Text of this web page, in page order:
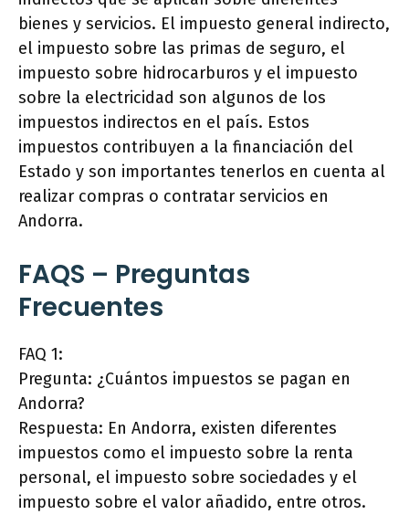
bienes y servicios. El impuesto general indirecto,
el impuesto sobre las primas de seguro, el
impuesto sobre hidrocarburos y el impuesto
sobre la electricidad son algunos de los
impuestos indirectos en el país. Estos
impuestos contribuyen a la financiación del
Estado y son importantes tenerlos en cuenta al
realizar compras o contratar servicios en
Andorra.
FAQS – Preguntas
Frecuentes
FAQ 1:
Pregunta: ¿Cuántos impuestos se pagan en
Andorra?
Respuesta: En Andorra, existen diferentes
impuestos como el impuesto sobre la renta
personal, el impuesto sobre sociedades y el
impuesto sobre el valor añadido, entre otros.